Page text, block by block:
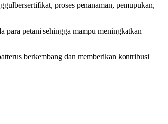
bersertifikat, proses penanaman, pemupukan,
para petani sehingga mampu meningkatkan
terus berkembang dan memberikan kontribusi